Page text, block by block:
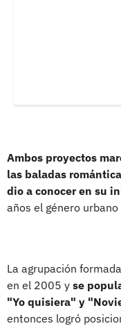
Ambos proyectos
las baladas
dio a conocer en su
años el género
La agrupación
en el 2005 y se
"Yo quisiera" y
entonces logró